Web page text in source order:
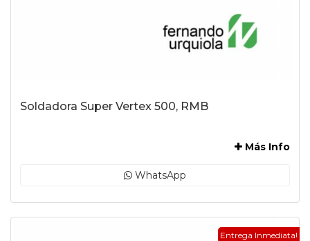
Soldadora Super Vertex 500, RMB
Más Info
WhatsApp
Entrega Inmediata!